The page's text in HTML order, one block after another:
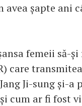
șapte ani
femeii să-și
care
Ji-sung și-a
cum ar fi fost